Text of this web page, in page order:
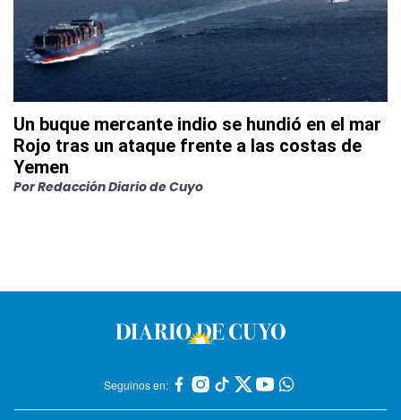
Un buque mercante indio se hundió en el mar
Rojo tras un ataque frente a las costas de
Yemen
PorRedacción Diario de Cuyo
Seguinos en: